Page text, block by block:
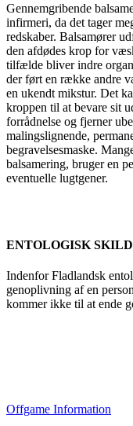
Gennemgribende
infirmeri, da det tager
redskaber. Balsamører
den afdødes krop for
tilfælde bliver indre
der ført en række andre
en ukendt mikstur. Det
kroppen til at bevare sit
forrådnelse og fjerner
malingslignende,
begravelsesmaske.
balsamering, bruger en
eventuelle lugtgener.
ENTOLOGISK
Indenfor Fladlandsk
genoplivning af en
kommer ikke til at ende
Offgame Information